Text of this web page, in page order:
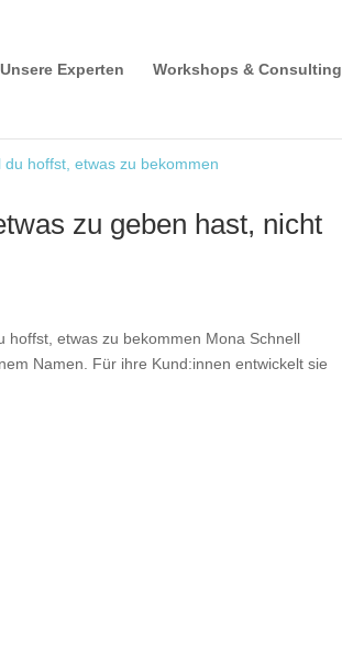
Unsere Experten Workshops & Consulting
zu geben hast, nicht
hoffst, etwas zu bekommen Mona Schnell
Namen. Für ihre Kund:innen entwickelt sie